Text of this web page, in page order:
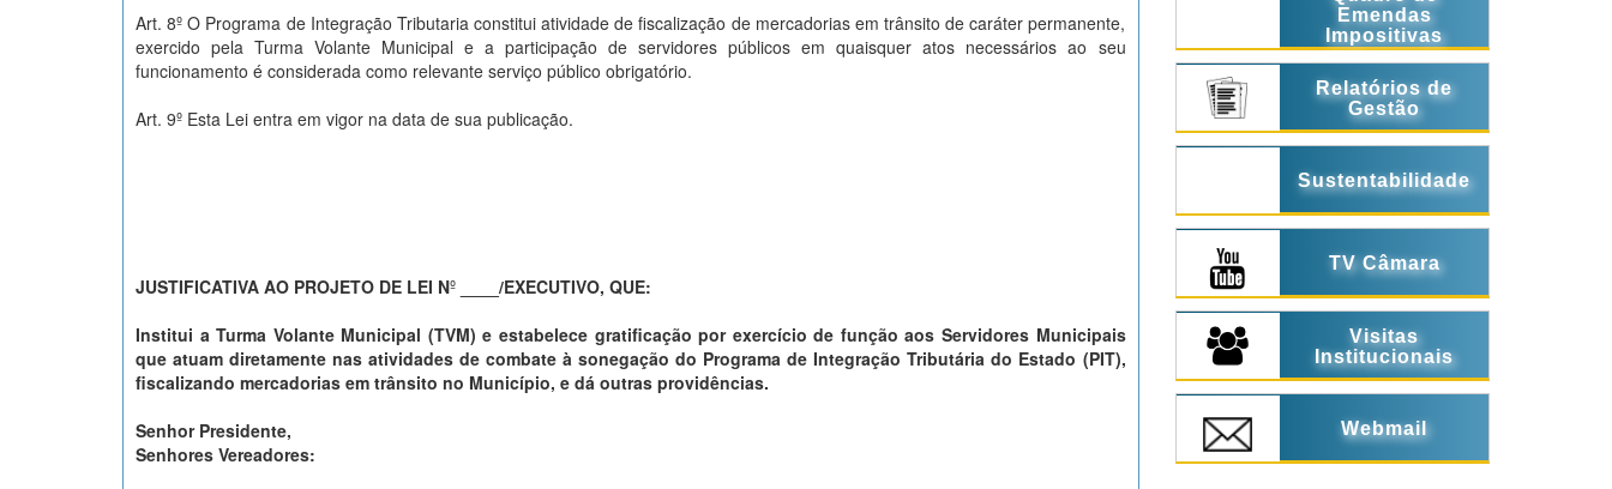
Art. 8º O Programa de Integração Tributaria constitui atividade de fiscalização de mercadorias em trânsito de caráter permanente,
exercido pela Turma Volante Municipal e a participação de servidores públicos em quaisquer atos necessários ao seu
funcionamento é considerada como relevante serviço público obrigatório.
Art. 9º Esta Lei entra em vigor na data de sua publicação.
JUSTIFICATIVA AO PROJETO DE LEI Nº ____/EXECUTIVO, QUE:
Institui a Turma Volante Municipal (TVM) e estabelece gratificação por exercício de função aos Servidores Municipais
que atuam diretamente nas atividades de combate à sonegação do Programa de Integração Tributária do Estado (PIT),
fiscalizando mercadorias em trânsito no Município, e dá outras providências.
Senhor Presidente,
Senhores Vereadores:
Emendas
Impositivas
Relatórios de
Gestão
Sustentabilidade
TV Câmara
Visitas
Institucionais
Webmail